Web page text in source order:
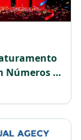
Números e